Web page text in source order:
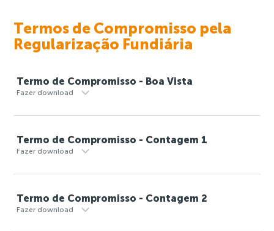
Termos de Compromisso pela
Regularização Fundiária
Termo de Compromisso - Boa Vista
Fazer download
Termo de Compromisso - Contagem 1
Fazer download
Termo de Compromisso - Contagem 2
Fazer download